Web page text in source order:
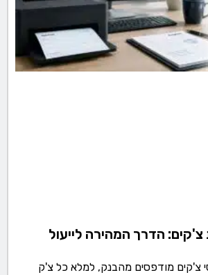
הדרך המהירה לייעול
צ'קים מודפסים מהבנק, למלא כל צ'ק